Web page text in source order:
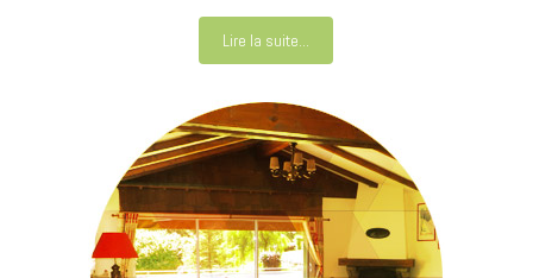
Lire la suite...